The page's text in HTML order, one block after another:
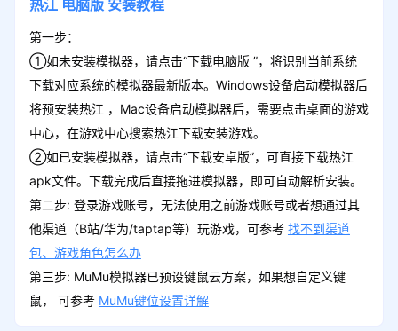
热江 电脑版 安装教程
第一步：
①如未安装模拟器，请点击“下载电脑版 ”，将识别当前系统
下载对应系统的模拟器最新版本。Windows设备启动模拟器后
将预安装热江 ，Mac设备启动模拟器后，需要点击桌面的游戏
中心，在游戏中心搜索热江下载安装游戏。
②如已安装模拟器，请点击“下载安卓版”，可直接下载热江
apk文件。下载完成后直接拖进模拟器，即可自动解析安装。
第二步: 登录游戏账号，无法使用之前游戏账号或者想通过其
他渠道（B站/华为/taptap等）玩游戏，可参考 找不到渠道
包、游戏角色怎么办
第三步: MuMu模拟器已预设键鼠云方案，如果想自定义键
鼠， 可参考 MuMu键位设置详解